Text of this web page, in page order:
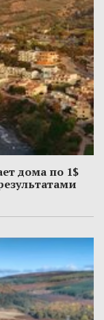
дома по 1$